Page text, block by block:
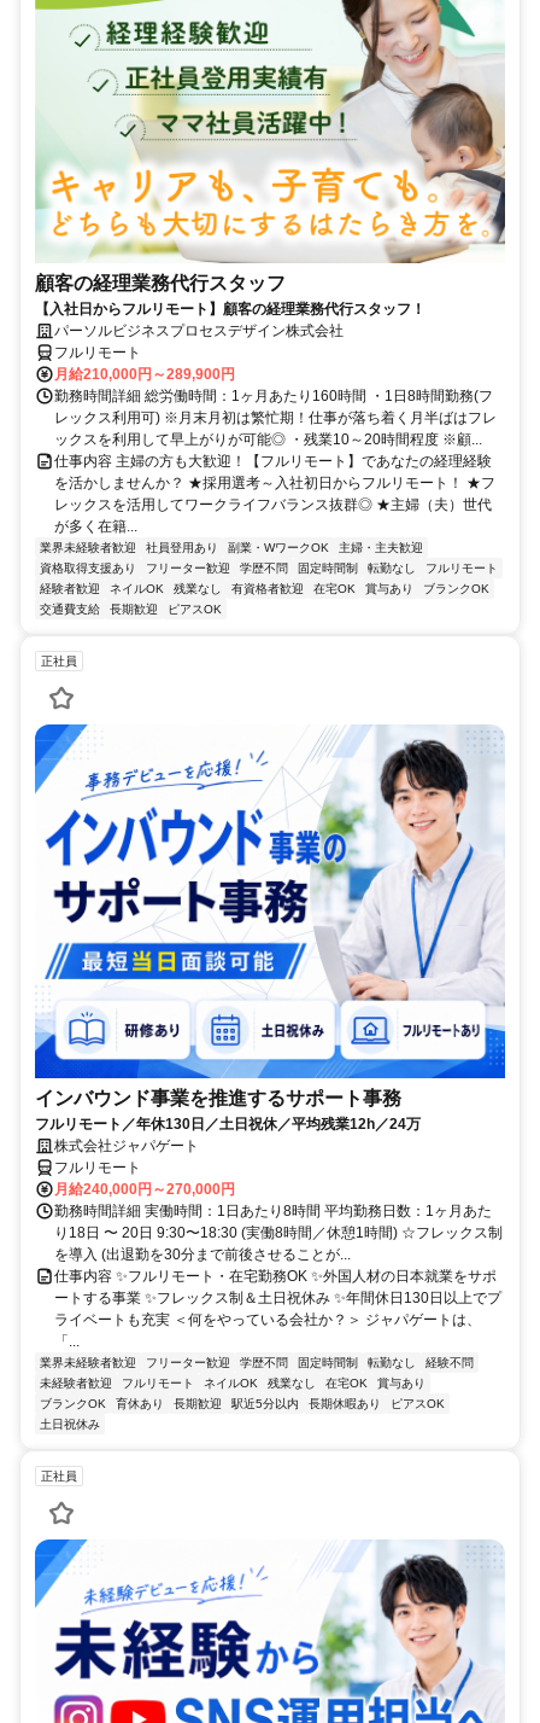
顧客の経理業務代行スタッフ
【入社日からフルリモート】顧客の経理業務代行スタッフ！
パーソルビジネスプロセスデザイン株式会社
フルリモート
月給210,000円～289,900円
勤務時間詳細 総労働時間：1ヶ月あたり160時間 ・1日8時間勤務(フ
レックス利用可) ※月末月初は繁忙期！仕事が落ち着く月半ばはフレ
ックスを利用して早上がりが可能◎ ・残業10～20時間程度 ※顧...
仕事内容 主婦の方も大歓迎！【フルリモート】であなたの経理経験
を活かしませんか？ ★採用選考～入社初日からフルリモート！ ★フ
レックスを活用してワークライフバランス抜群◎ ★主婦（夫）世代
が多く在籍...
業界未経験者歓迎 社員登用あり 副業・WワークOK
主婦・主夫歓迎
資格取得支援あり
フリーター歓迎 学歴不問 固定時間制 転勤なし
フルリモート
経験者歓迎
ネイルOK 残業なし 有資格者歓迎 在宅OK 賞与あり
ブランクOK
交通費支給
長期歓迎 ピアスOK
正社員
インバウンド事業を推進するサポート事務
フルリモート／年休130日／土日祝休／平均残業12h／24万
株式会社ジャパゲート
フルリモート
月給240,000円～270,000円
勤務時間詳細 実働時間：1日あたり8時間 平均勤務日数：1ヶ月あた
り18日 〜 20日 9:30〜18:30 (実働8時間／休憩1時間) ☆フレックス制
を導入 (出退勤を30分まで前後させることが...
仕事内容 ✨フルリモート・在宅勤務OK ✨外国人材の日本就業をサポ
ートする事業 ✨フレックス制＆土日祝休み ✨年間休日130日以上でプ
ライベートも充実 ＜何をやっている会社か？＞ ジャパゲートは、
「...
業界未経験者歓迎 フリーター歓迎 学歴不問 固定時間制 転勤なし
経験不問
未経験者歓迎
フルリモート ネイルOK 残業なし 在宅OK
賞与あり
ブランクOK
育休あり 長期歓迎 駅近5分以内 長期休暇あり
ピアスOK
土日祝休み
正社員